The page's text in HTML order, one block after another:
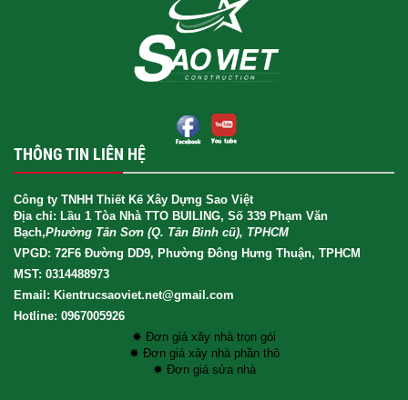
THÔNG TIN LIÊN HỆ
Công ty TNHH Thiết Kế Xây Dựng Sao Việt
Địa chỉ: Lầu 1 Tòa Nhà TTO BUILING, Số 339 Phạm Văn
Bạch,Phường Tân Sơn (Q. Tân Bình cũ), TPHCM
VPGD: 72F6 Đường DD9, Phường Đông Hưng Thuận, TPHCM
MST: 0314488973
Email: Kientrucsaoviet.net@gmail.com
Hotline: 0967005926
✸ Đơn giá xây nhà trọn gói
✸ Đơn giá xây nhà phần thô
✸ Đơn giá sửa nhà